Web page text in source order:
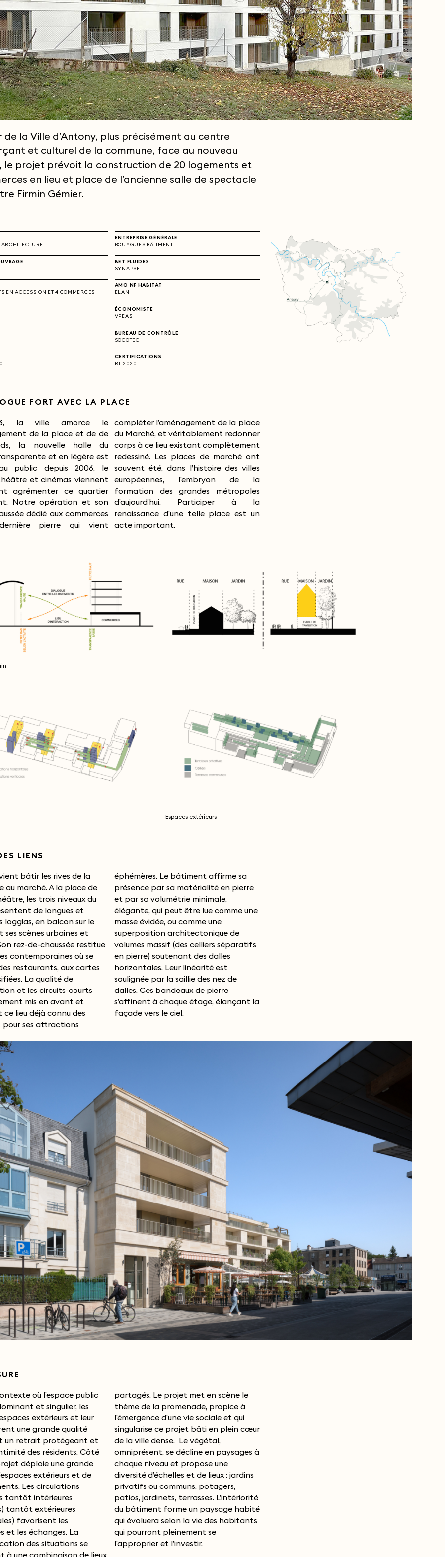
la Ville d’Antony, plus précisément au centre
et culturel de la commune, face au nouveau
le projet prévoit la construction de 20 logements et
en lieu et place de l’ancienne salle de spectacle
Firmin Gémier.
EN ACCESSION ET 4 COMMERCES
ENTREPRISE GÉNÉRALE
BOUYGUES BÂTIMENT
BET FLUIDES
SYNAPSE
AMO NF HABITAT
ELAN
ÉCONOMISTE
VPEAS
BUREAU DE CONTRÔLE
SOCOTEC
CERTIFICATIONS
RT 2020
FORT AVEC LA PLACE
la ville amorce le
de la place et de de
la nouvelle halle du
et en légère est
public depuis 2006, le
et cinémas viennent
agrémenter ce quartier
Notre opération et son
dédié aux commerces
pierre qui vient
l’aménagement de la place
et véritablement redonner
lieu existant complètement
Les places de marché ont
dans l’histoire des villes
l’embryon de la
des grandes métropoles
Participer à la
d’une telle place est un
acte important.
Espaces extérieurs
LIENS
bâtir les rives de la
au marché. A la place de
les trois niveaux du
de longues et
loggias, en balcon sur le
ses scènes urbaines et
rez-de-chaussée restitue
contemporaines où se
restaurants, aux cartes
La qualité de
et les circuits-courts
mis en avant et
ce lieu déjà connu des
pour ses attractions
Le bâtiment affirme sa
sa matérialité en pierre
volumétrie minimale,
peut être lue comme une
ou comme une
architectonique de
(des celliers séparatifs
soutenant des dalles
Leur linéarité est
la saillie des nez de
bandeaux de pierre
étage, élançant la
façade vers le ciel.
où l’espace public
et singulier, les
extérieurs et leur
une grande qualité
un retrait protégeant et
des résidents. Côté
déploie une grande
extérieurs et de
Les circulations
tantôt intérieures
tantôt extérieures
favorisent les
et les échanges. La
des situations se
à une combinaison de lieux
Le projet met en scène le
promenade, propice à
d’une vie sociale et qui
projet bâti en plein cœur
dense. Le végétal,
se décline en paysages à
et propose une
et de lieux : jardins
communs, potagers,
terrasses. L’intériorité
un paysage habité
la vie des habitants
pleinement se
l’approprier et l’investir.